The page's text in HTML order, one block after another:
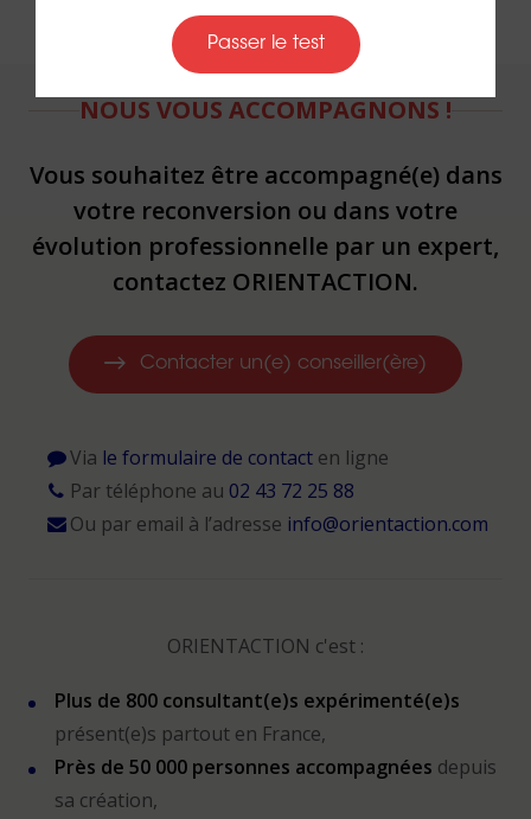
NOUS VOUS ACCOMPAGNONS !
Vous souhaitez être accompagné(e) dans
votre reconversion ou dans votre
évolution professionnelle par un expert,
contactez ORIENTACTION.
Contacter un(e) conseiller(ère)
Via le formulaire de contacten ligne
Par téléphone au 02 43 72 25 88
Ou par email à l’adresse info@orientaction.com
ORIENTACTION c'est :
Plus de 800 consultant(e)s expérimenté(e)s
présent(e)s partout en France,
Près de 50 000 personnes accompagnées depuis
sa création,
Passer le test